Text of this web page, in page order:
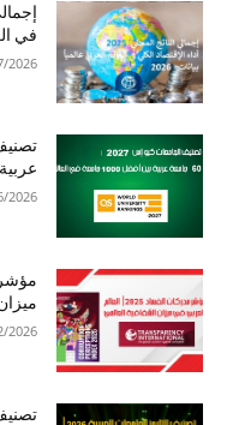
في
2026
عربية بين
2026
2026